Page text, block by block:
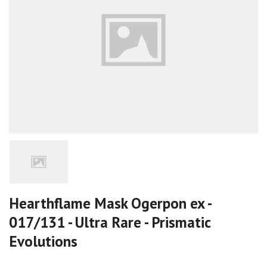
Hearthflame Mask Ogerpon ex -
017/131 - Ultra Rare - Prismatic
Evolutions